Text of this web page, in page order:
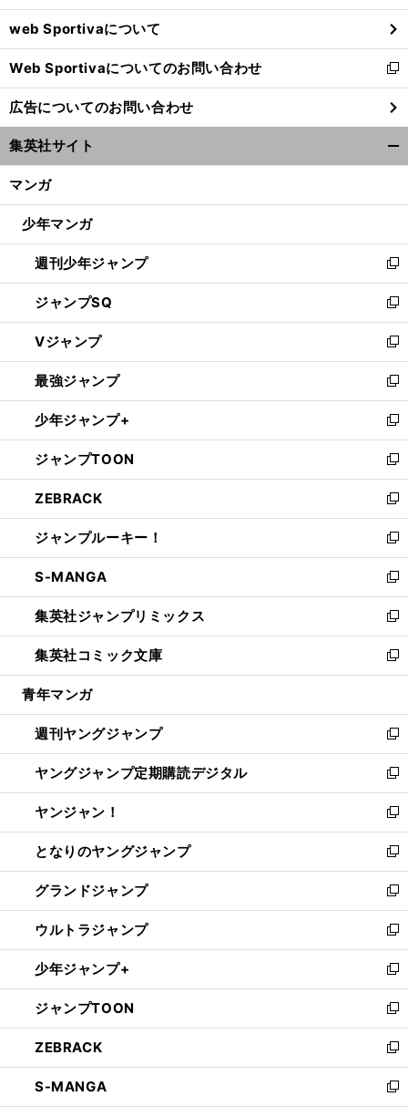
ウ
で
開
く
web Sportivaについて
Web Sportivaについてのお問い合わせ
新
し
い
ウ
ィ
ン
ウ
開
く
広告についてのお問い合わせ
集英社サイト
マンガ
少年マンガ
週刊少年ジャンプ
新
し
い
ウ
ィ
ン
ド
ウ
で
開
く
ジャンプSQ
新
し
い
ウ
ィ
ン
ド
ウ
で
開
く
Vジャンプ
新
し
い
ウ
ィ
ン
ド
ウ
で
開
く
最強ジャンプ
新
し
い
ウ
ィ
ン
ド
ウ
で
開
く
少年ジャンプ+
新
し
い
ウ
ィ
ン
ド
ウ
で
開
く
ジャンプTOON
新
し
い
ウ
ィ
ン
ド
ウ
で
開
く
ZEBRACK
新
し
い
ウ
ィ
ン
ド
ウ
で
開
ジャンプルーキー！
新
し
い
ウ
ィ
ン
ド
ウ
開
く
S-MANGA
新
し
い
ウ
ィ
ン
ウ
で
開
く
集英社ジャンプリミックス
新
し
い
ウ
ン
ド
ウ
で
開
く
集英社コミック文庫
新
し
ウ
ィ
ン
ド
ウ
で
開
く
青年マンガ
週刊ヤングジャンプ
新
し
い
ウ
ィ
ン
ド
ウ
で
開
く
ヤングジャンプ定期購読デジタル
新
し
い
ウ
ィ
ン
ド
ウ
で
開
く
ヤンジャン！
新
し
い
ウ
ィ
ン
ド
ウ
で
開
く
となりのヤングジャンプ
新
し
い
ウ
ィ
ン
ド
ウ
で
開
く
グランドジャンプ
新
し
い
ウ
ィ
ン
ド
ウ
で
開
く
ウルトラジャンプ
新
し
い
ウ
ィ
ン
ド
ウ
で
開
少年ジャンプ+
新
し
い
ウ
ィ
ン
ド
ウ
ジャンプTOON
新
し
い
ウ
ィ
ン
ZEBRACK
新
し
い
ウ
S-MANGA
新
し